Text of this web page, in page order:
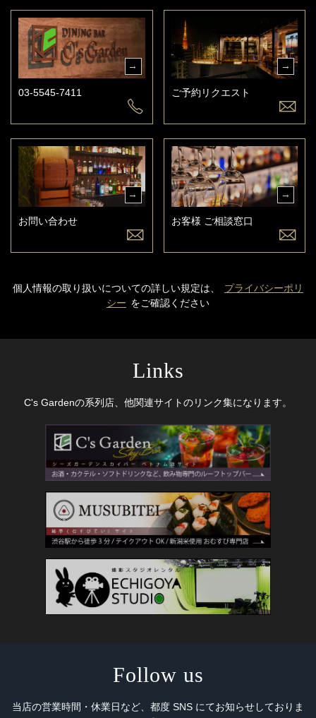
03-5545-7411 ご予約リクエスト
お問い合わせ お客様 ご相談窓口
個人情報の取り扱いについての詳しい規定は、
プライバシーポリ
シー をご確認ください
Links
C's Gardenの系列店、他関連サイトのリンク集になります。
Follow us
当店の営業時間・休業日など、都度 SNS にてお知らせしておりま